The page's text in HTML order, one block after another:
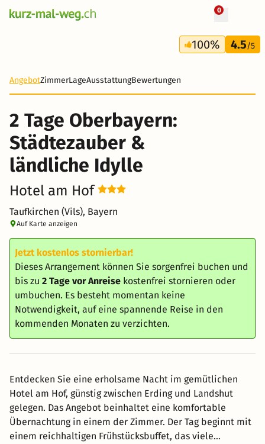
0
2 Tage
55 CHF
100% 4.5/5
AngebotZimmerLageAusstattungBewertungen
2 Tage Oberbayern:
Städtezauber &
ländliche Idylle
Hotel am Hof
Taufkirchen (Vils), Bayern
Auf Karte anzeigen
Jetzt kostenlos stornierbar!
Dieses Arrangement können Sie sorgenfrei buchen und
bis zu 2 Tage vor Anreise kostenfrei stornieren oder
umbuchen. Es besteht momentan keine
Notwendigkeit, auf eine spannende Reise in den
kommenden Monaten zu verzichten.
Entdecken Sie eine erholsame Nacht im gemütlichen
Hotel am Hof, günstig zwischen Erding und Landshut
gelegen. Das Angebot beinhaltet eine komfortable
Übernachtung in einem der Zimmer. Der Tag beginnt mit
einem reichhaltigen Frühstücksbuffet, das viele